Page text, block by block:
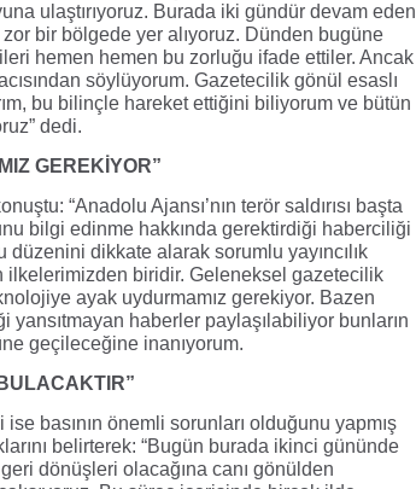
ulaştırıyoruz. Burada iki gündür devam eden
zor bir bölgede yer alıyoruz. Dünden bugüne
hemen hemen bu zorluğu ifade ettiler. Ancak
söylüyorum. Gazetecilik gönül esaslı
bu bilinçle hareket ettiğini biliyorum ve bütün
dedi.
GEREKİYOR”
“Anadolu Ajansı’nın terör saldırısı başta
bilgi edinme hakkında gerektirdiği haberciliği
dikkate alarak sorumlu yayıncılık
ilkelerimizden biridir. Geleneksel gazetecilik
ayak uydurmamız gerekiyor. Bazen
yansıtmayan haberler paylaşılabiliyor bunların
geçileceğine inanıyorum.
basının önemli sorunları olduğunu yapmış
belirterek: “Bugün burada ikinci gününde
dönüşleri olacağına canı gönülden